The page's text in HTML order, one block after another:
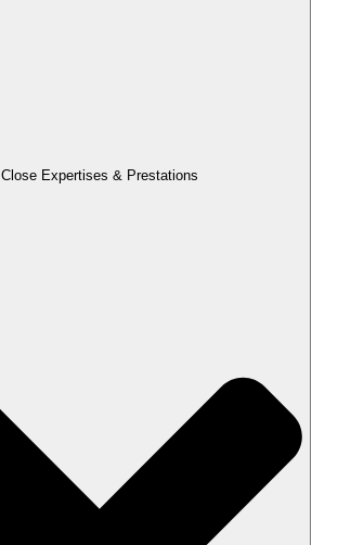
Close Expertises & Prestations